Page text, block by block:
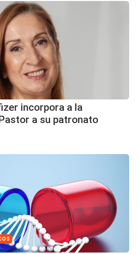
incorpora a la
a su patronato